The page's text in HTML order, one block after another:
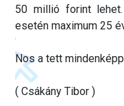
50 millió forint
esetén maximum 25
Nos a tett
( Csákány Tibor )